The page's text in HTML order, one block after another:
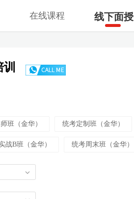
班（金华） 统考定制班（金华）
战B班（金华） 统考周末班（金华）
在线课程 线下面授